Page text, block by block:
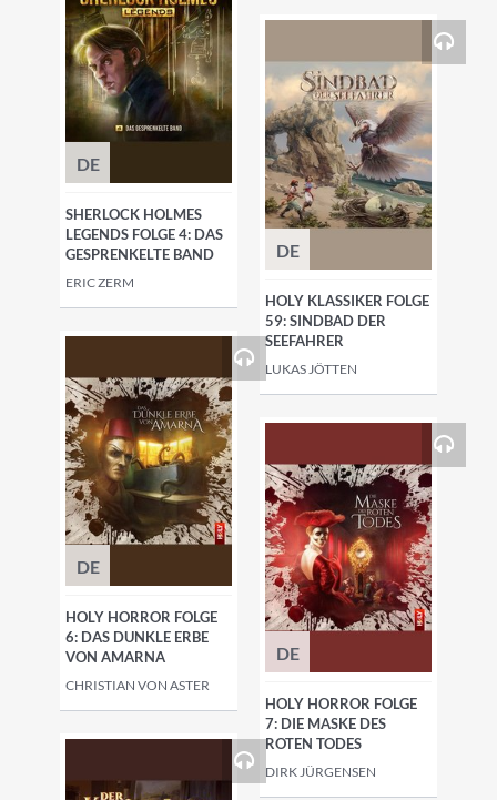
DE
SHERLOCK HOLMES
LEGENDS FOLGE 4: DAS
GESPRENKELTE BAND
ERIC ZERM
DE
HOLY KLASSIKER FOLGE
59: SINDBAD DER
SEEFAHRER
LUKAS JÖTTEN
DE
HOLY HORROR FOLGE
6: DAS DUNKLE ERBE
VON AMARNA
CHRISTIAN VON ASTER
DE
HOLY HORROR FOLGE
7: DIE MASKE DES
ROTEN TODES
DIRK JÜRGENSEN